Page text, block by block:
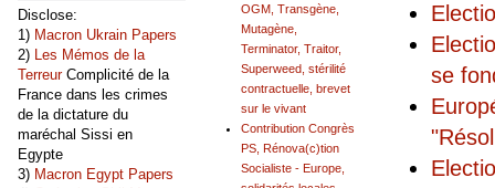
se
OGM, Transgène,
Mutagène,
Terminator, Traitor,
Superweed, stérilité
contractuelle, brevet
sur le vivant
Contribution Congrès
PS, Rénova(c)tion
Socialiste - Europe,
Disclose:
1) Macron Ukrain Papers
2) Les Mémos de la
TerreurComplicité de la
France dans les crimes
de la dictature du
maréchal Sissi en
Egypte
3) Macron Egypt Papers